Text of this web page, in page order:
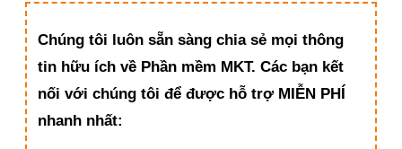
Chúng tôi luôn sẵn sàng chia sẻ mọi thông
tin hữu ích về Phần mềm MKT. Các bạn kết
nối với chúng tôi để được hỗ trợ MIỄN PHÍ
nhanh nhất: